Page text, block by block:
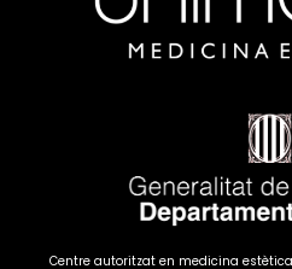
Centre autoritzat en medicina